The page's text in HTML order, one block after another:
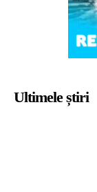
Ultimele știri